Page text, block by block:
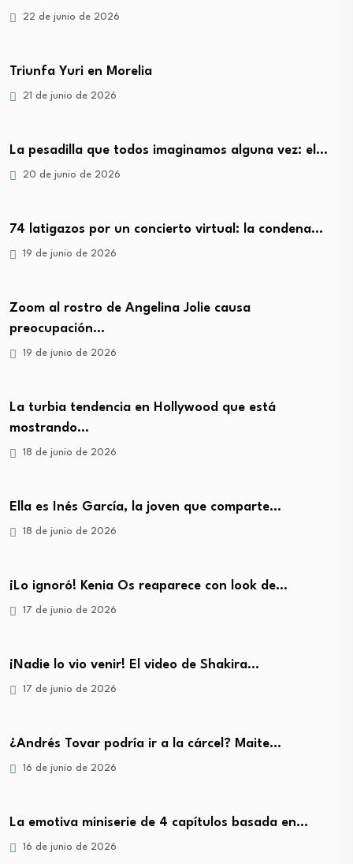
22 de junio de 2026
Triunfa Yuri en Morelia
21 de junio de 2026
La pesadilla que todos imaginamos alguna vez: el…
20 de junio de 2026
74 latigazos por un concierto virtual: la condena…
19 de junio de 2026
Zoom al rostro de Angelina Jolie causa
preocupación…
19 de junio de 2026
La turbia tendencia en Hollywood que está
mostrando…
18 de junio de 2026
Ella es Inés García, la joven que comparte…
18 de junio de 2026
¡Lo ignoró! Kenia Os reaparece con look de…
17 de junio de 2026
¡Nadie lo vio venir! El video de Shakira…
17 de junio de 2026
¿Andrés Tovar podría ir a la cárcel? Maite…
16 de junio de 2026
La emotiva miniserie de 4 capítulos basada en…
16 de junio de 2026